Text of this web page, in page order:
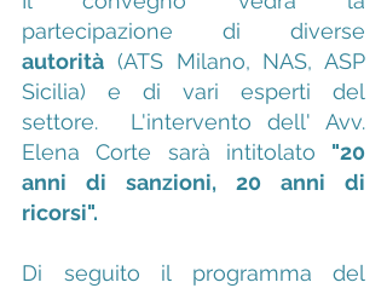
autorità (ATS Milano, NAS, ASP
Sicilia) e di vari esperti del
settore.  L'intervento dell' Avv.
Elena Corte sarà intitolato "20
anni di sanzioni, 20 anni di
ricorsi".
Di seguito il programma del